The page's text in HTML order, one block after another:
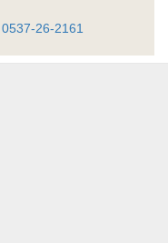
0537-26-2161